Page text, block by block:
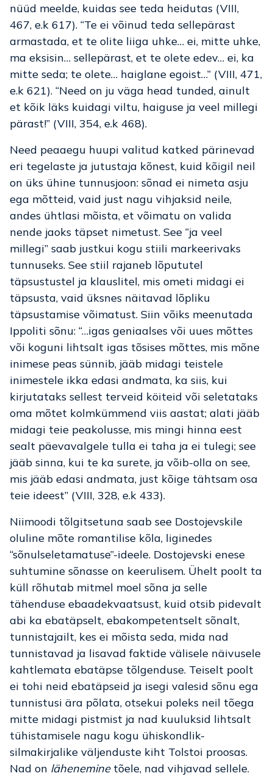
nüüd meelde, kuidas see teda heidutas (VIII,
467, e.k 617). “Te ei võinud teda sellepärast
armastada, et te olite liiga uhke… ei, mitte uhke,
ma eksisin… sellepärast, et te olete edev… ei, ka
mitte seda; te olete… haiglane egoist…” (VIII, 471,
e.k 621). “Need on ju väga head tunded, ainult
et kõik läks kuidagi viltu, haiguse ja veel millegi
pärast!” (VIII, 354, e.k 468).
Need peaaegu huupi valitud katked pärinevad
eri tegelaste ja jutustaja kõnest, kuid kõigil neil
on üks ühine tunnusjoon: sõnad ei nimeta asju
ega mõtteid, vaid just nagu vihjaksid neile,
andes ühtlasi mõista, et võimatu on valida
nende jaoks täpset nimetust. See “ja veel
millegi” saab justkui kogu stiili markeerivaks
tunnuseks. See stiil rajaneb lõpututel
täpsustustel ja klauslitel, mis ometi midagi ei
täpsusta, vaid üksnes näitavad lõpliku
täpsustamise võimatust. Siin võiks meenutada
Ippoliti sõnu: “…igas geniaalses või uues mõttes
või koguni lihtsalt igas tõsises mõttes, mis mõne
inimese peas sünnib, jääb midagi teistele
inimestele ikka edasi andmata, ka siis, kui
kirjutataks sellest terveid köiteid või seletataks
oma mõtet kolmkümmend viis aastat; alati jääb
midagi teie peakolusse, mis mingi hinna eest
sealt päevavalgele tulla ei taha ja ei tulegi; see
jääb sinna, kui te ka surete, ja võib-olla on see,
mis jääb edasi andmata, just kõige tähtsam osa
teie ideest” (VIII, 328, e.k 433).
Niimoodi tõlgitsetuna saab see Dostojevskile
oluline mõte romantilise kõla, liginedes
“sõnulseletamatuse”-ideele. Dostojevski enese
suhtumine sõnasse on keerulisem. Ühelt poolt ta
küll rõhutab mitmel moel sõna ja selle
tähenduse ebaadekvaatsust, kuid otsib pidevalt
abi ka ebatäpselt, ebakompetentselt sõnalt,
tunnistajailt, kes ei mõista seda, mida nad
tunnistavad ja lisavad faktide välisele näivusele
kahtlemata ebatäpse tõlgenduse. Teiselt poolt
ei tohi neid ebatäpseid ja isegi valesid sõnu ega
tunnistusi ära põlata, otsekui poleks neil tõega
mitte midagi pistmist ja nad kuuluksid lihtsalt
tühistamisele nagu kogu ühiskondlik-
silmakirjalike väljenduste kiht Tolstoi proosas.
Nad on läheneminetõele, nad vihjavad sellele.